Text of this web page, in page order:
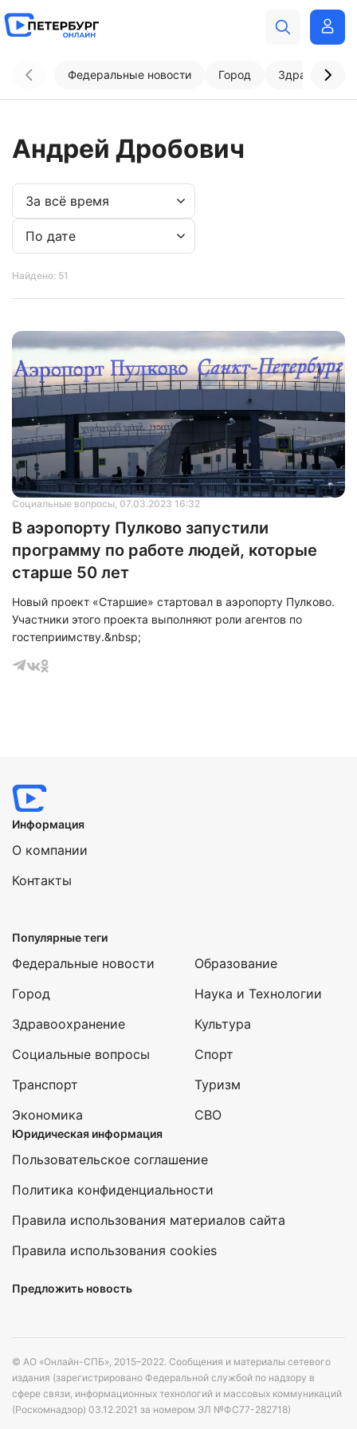
Федеральные новости Город
Андрей Дробович
Найдено: 51
Социальные вопросы, 07.03.2023 16:32
В аэропорту Пулково запустили
программу по работе людей, которые
старше 50 лет
Новый проект «Старшие» стартовал в аэропорту Пулково.
Участники этого проекта выполняют роли агентов по
гостеприимству.&nbsp;
Информация
О компании
Контакты
Популярные теги
Федеральные новости
Город
Здравоохранение
Социальные вопросы
Транспорт
Экономика
Образование
Наука и Технологии
Культура
Спорт
Туризм
СВО
Юридическая информация
Пользовательское соглашение
Политика конфиденциальности
Правила использования материалов сайта
Правила использования cookies
Предложить новость
© АО «Онлайн-СПБ», 2015–2022. Сообщения и материалы сетевого
издания (зарегистрировано Федеральной службой по надзору в
сфере связи, информационных технологий и массовых коммуникаций
(Роскомнадзор) 03.12.2021 за номером ЭЛ №ФС77-282718)